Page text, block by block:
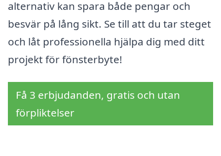
alternativ kan spara både pengar och
besvär på lång sikt. Se till att du tar steget
och låt professionella hjälpa dig med ditt
projekt för fönsterbyte!
Få 3 erbjudanden, gratis och utan
förpliktelser